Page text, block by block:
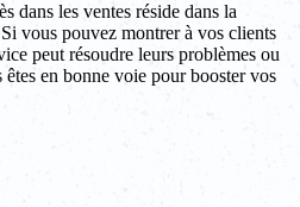
dans les ventes réside dans la
vous pouvez montrer à vos clients
peut résoudre leurs problèmes ou
en bonne voie pour booster vos